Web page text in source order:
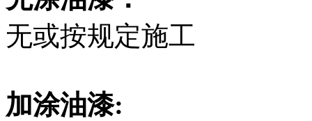
无或按规定施工
加涂油漆: